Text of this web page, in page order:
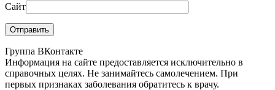
Сайт
Группа ВКонтакте
Информация на сайте предоставляется исключительно в
справочных целях. Не занимайтесь самолечением. При
первых признаках заболевания обратитесь к врачу.